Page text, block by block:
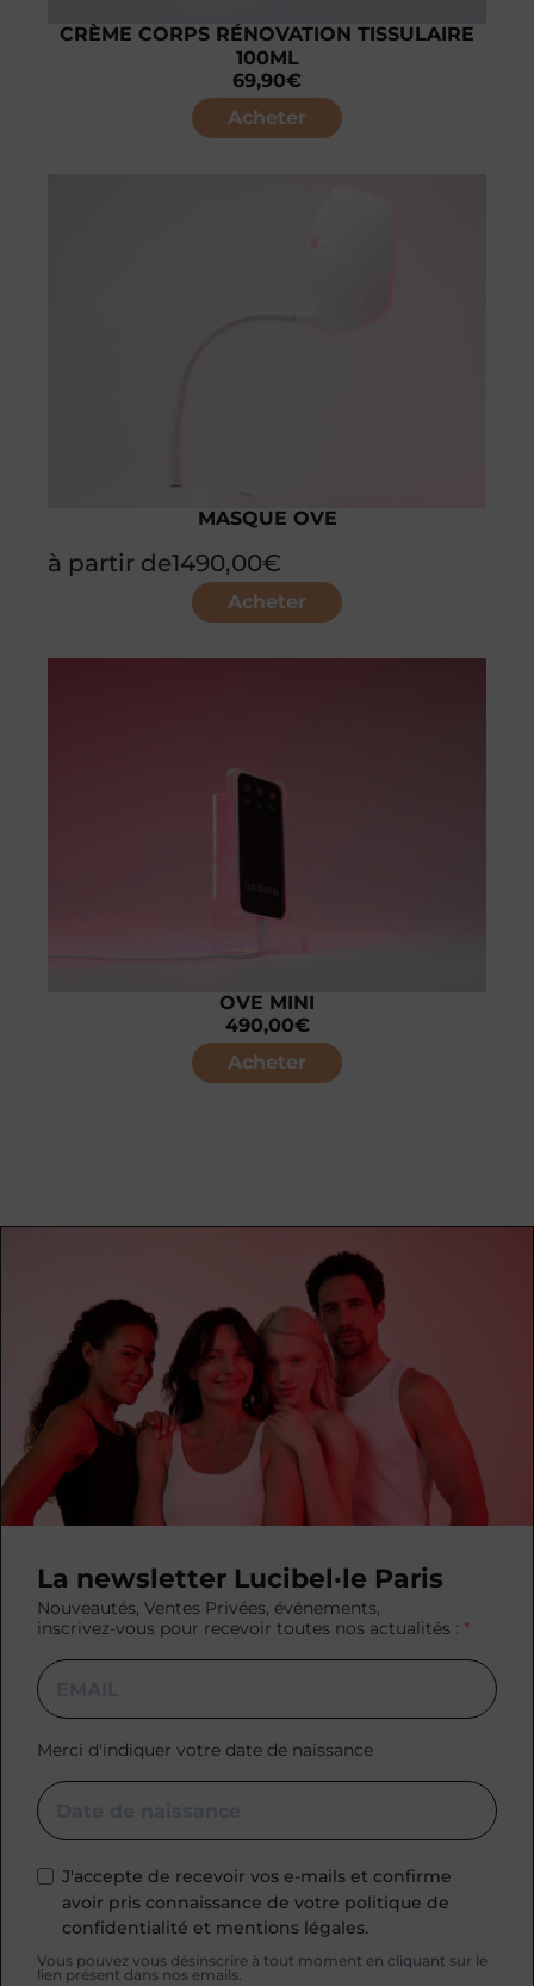
CRÈME CORPS RÉNOVATION TISSULAIRE
100ML
69,90€
Acheter
MASQUE OVE
à partir de1490,00€
Acheter
OVE MINI
490,00€
Acheter
La newsletter Lucibel·le Paris
Nouveautés, Ventes Privées, événements,
inscrivez-vous pour recevoir toutes nos actualités :
Merci d'indiquer votre date de naissance
J'accepte de recevoir vos e-mails et confirme
avoir pris connaissance de votre politique de
confidentialité et mentions légales.
Vous pouvez vous désinscrire à tout moment en cliquant sur le
lien présent dans nos emails.